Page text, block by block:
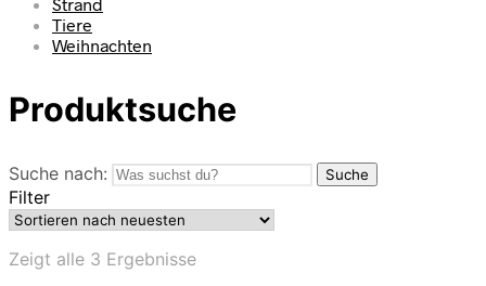
Strand
Tiere
Weihnachten
Produktsuche
Suche nach: Suche
Filter
Zeigt alle 3 Ergebnisse